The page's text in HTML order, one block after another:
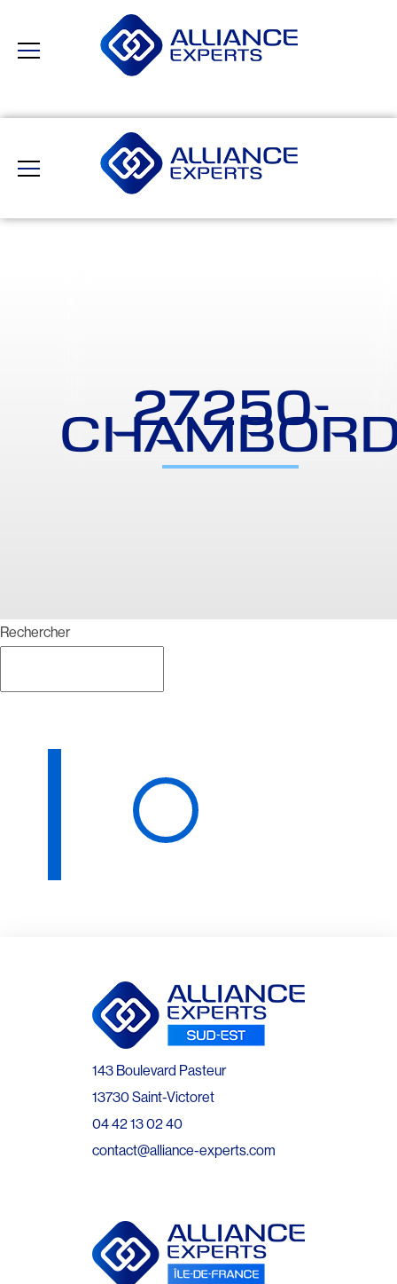
27250-
Rechercher
143 Boulevard Pasteur
13730 Saint-Victoret
04 42 13 02 40
contact@alliance-experts.com